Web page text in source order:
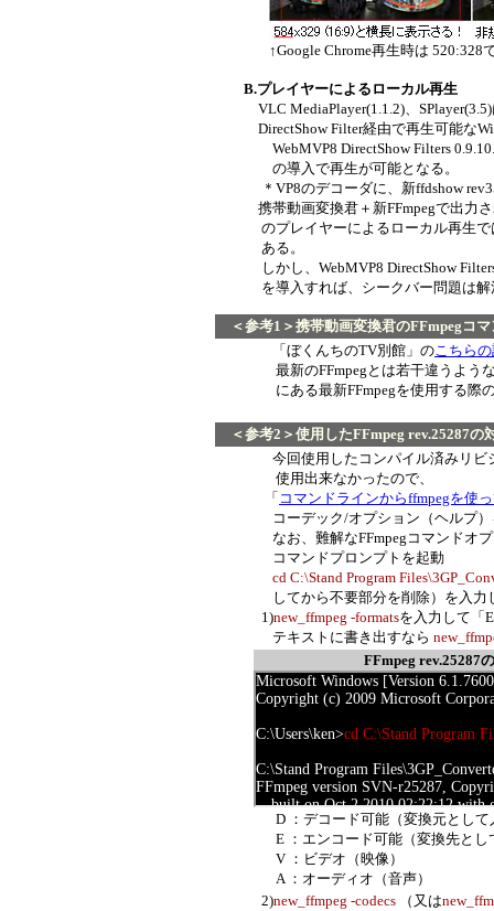
↑Google Chrome再生時は 520:328
B.プレイヤーによるローカル再生
VLC MediaPlayer(1.1.2)、SPlayer(3.5)
DirectShow Filter経由で再生可能な
WebMVP8 DirectShow Filters
の導入で再生が可能となる。
＊VP8のデコーダに、新ffdshow
携帯動画変換君＋新FFmpegで出力さ
のプレイヤーによるローカル再生では
ある。
しかし、WebMVP8 DirectShow Filters
を導入すれば、シークバー問題は解
＜参考1＞ 携帯動画変換君のFFmpegコ
「ぼくんちのTV別館」のこちら
最新のFFmpegとは若干違うような
にある最新FFmpegを使用する際の
＜参考2＞ 使用したFFmpeg rev.25287の
今回使用したコンパイル済みリビ
使用出来なかったので、
「 コマンドラインからffmpegを使
コーデック/オプション（ヘルプ）を
なお、難解なFFmpegコマンドオプ
コマンドプロンプトを起動
cd C:\Stand Program
してから不要部分を削除）を入力し
1)new_ffmpeg -formatsを入力して「
テキストに書き出すなら
FFmpeg rev.25287
D ：デコード可能（変換元として
E ：エンコード可能（変換先とし
V ：ビデオ（映像）
A ：オーディオ（音声）
2)new_ffmpeg -codecs （又は